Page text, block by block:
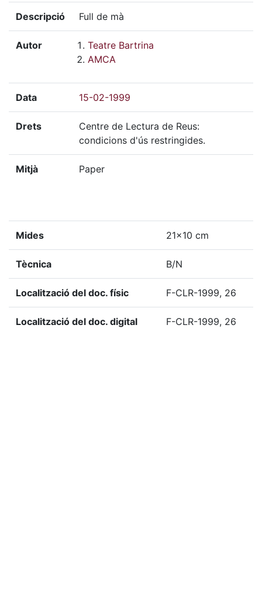
Descripció Full de mà
Autor
Teatre Bartrina
AMCA
Data 15-02-1999
Drets
Centre de Lectura de Reus:
condicions d'ús restringides.
Mitjà Paper
Mides 21x10 cm
Tècnica B/N
Localització del doc. físic F-CLR-1999, 26
Localització del doc. digital F-CLR-1999, 26